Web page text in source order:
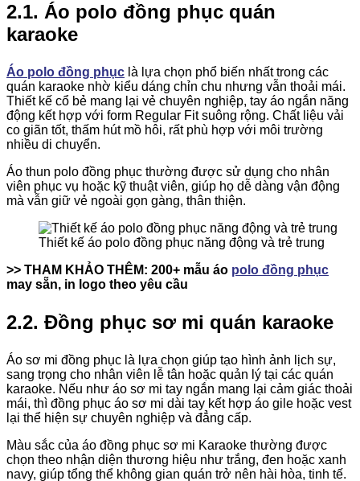
2.1. Áo polo đồng phục quán
karaoke
Áo polo đồng phục là lựa chọn phổ biến nhất trong các
quán karaoke nhờ kiểu dáng chỉn chu nhưng vẫn thoải mái.
Thiết kế cổ bẻ mang lại vẻ chuyên nghiệp, tay áo ngắn năng
động kết hợp với form Regular Fit suông rộng. Chất liệu vải
co giãn tốt, thấm hút mồ hôi, rất phù hợp với môi trường
nhiều di chuyển.
Áo thun polo đồng phục thường được sử dụng cho nhân
viên phục vụ hoặc kỹ thuật viên, giúp họ dễ dàng vận động
mà vẫn giữ vẻ ngoài gọn gàng, thân thiện.
Thiết kế áo polo đồng phục năng động và trẻ trung
>> THAM KHẢO THÊM: 200+ mẫu áo polo đồng phục
may sẵn, in logo theo yêu cầu
2.2. Đồng phục sơ mi quán karaoke
Áo sơ mi đồng phục là lựa chọn giúp tạo hình ảnh lịch sự,
sang trọng cho nhân viên lễ tân hoặc quản lý tại các quán
karaoke. Nếu như áo sơ mi tay ngắn mang lại cảm giác thoải
mái, thì đồng phục áo sơ mi dài tay kết hợp áo gile hoặc vest
lại thể hiện sự chuyên nghiệp và đẳng cấp.
Màu sắc của áo đồng phục sơ mi Karaoke thường được
chọn theo nhận diện thương hiệu như trắng, đen hoặc xanh
navy, giúp tổng thể không gian quán trở nên hài hòa, tinh tế.